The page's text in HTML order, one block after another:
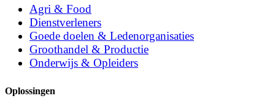
Agri & Food
Dienstverleners
Goede doelen & Ledenorganisaties
Groothandel & Productie
Onderwijs & Opleiders
Oplossingen